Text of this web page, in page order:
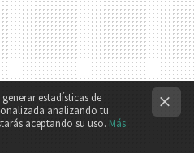
estadísticas de
analizando tu
aceptando su uso. Más